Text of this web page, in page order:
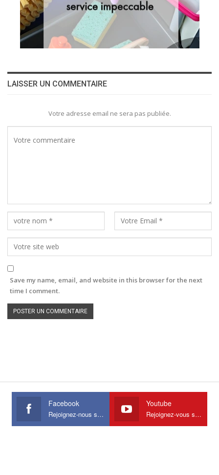
LAISSER UN COMMENTAIRE
Votre adresse email ne sera pas publiée.
Save my name, email, and website in this browser for the next
time I comment.
Facebook
Rejoignez-nous sur Facebook
Youtube
Rejoignez-vous sur Youtube